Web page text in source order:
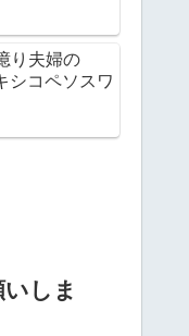
り夫婦の
シコペソスワ
しま